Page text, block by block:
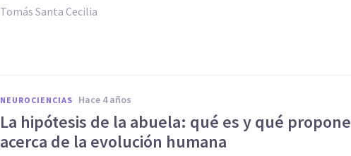
Tomás Santa Cecilia
NEUROCIENCIAS hace 4 años
La hipótesis de la abuela: qué es y qué propone
acerca de la evolución humana